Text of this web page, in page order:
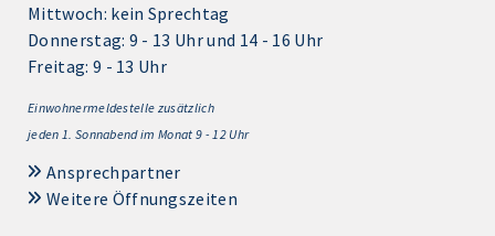
Mittwoch: kein Sprechtag
Donnerstag: 9 - 13 Uhr und 14 - 16 Uhr
Freitag: 9 - 13 Uhr
Einwohnermeldestelle zusätzlich
jeden 1. Sonnabend im Monat 9 - 12 Uhr
Ansprechpartner
Weitere Öffnungszeiten